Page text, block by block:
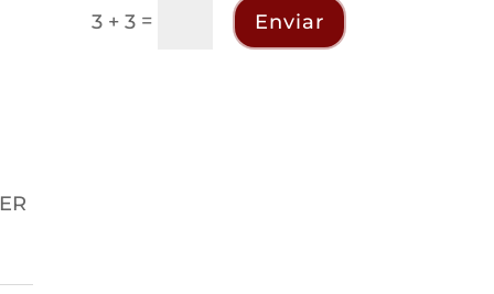
3 + 3= Enviar